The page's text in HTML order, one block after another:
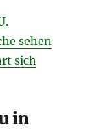
sehen
sich
in